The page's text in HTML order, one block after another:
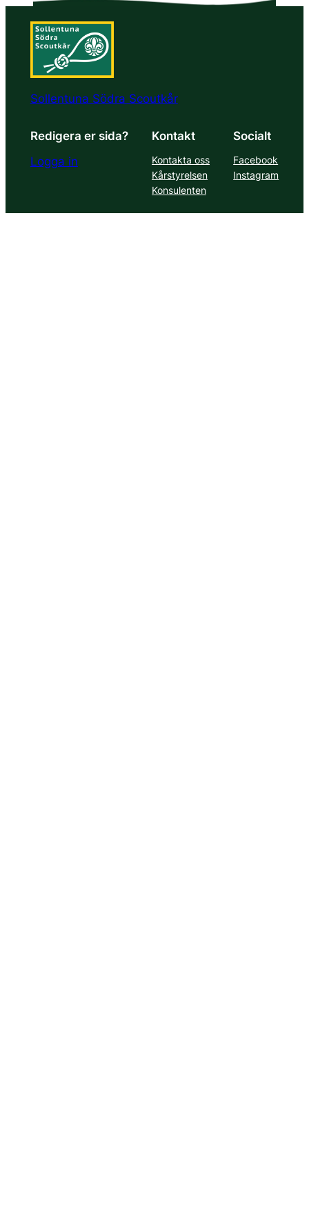
Sollentuna Södra Scoutkår
Redigera er sida?
Logga in
Kontakt
Kontakta oss
Kårstyrelsen
Konsulenten
Socialt
Facebook
Instagram